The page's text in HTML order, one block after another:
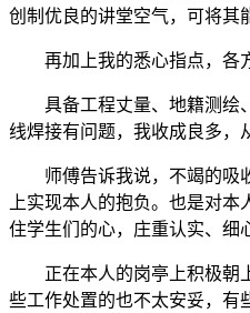
创制优良的讲堂空气，可将其
再加上我的悉心指点，各方
具备工程丈量、地籍测绘、
线焊接有问题，我收成良多，
师傅告诉我说，不竭的吸收
上实现本人的抱负。也是对
住学生们的心，庄重认实、细
正在本人的岗亭上积极朝上
些工作处置的也不太安妥，有